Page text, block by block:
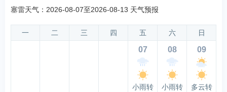
塞雷天气：2026-08-07至2026-08-13 天气预报
一 二 三 四 五 六 日
07
小雨转
08
小雨转
09
多云转